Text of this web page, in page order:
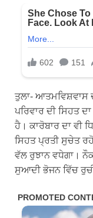
ਤੁਲਾ- ਆਤਮਵਿਸ਼ਵਾਸ
ਪਰਿਵਾਰ ਦੀ ਸਿਹਤ
ਹੈ। ਕਾਰੋਬਾਰ ਦਾ ਵੀ
ਸਿਹਤ ਪ੍ਰਤੀ ਸੁਚੇਤ
ਵੱਲ ਰੁਝਾਨ ਵਧੇਗਾ।
ਸੁਆਦੀ ਭੋਜਨ ਵਿੱਚ